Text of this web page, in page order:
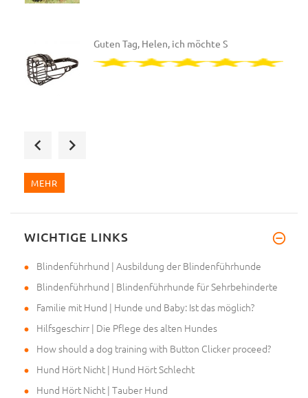
Guten Tag, Helen, ich möchte S
Sehr geehrte Helen, schon gest
MEHR
WICHTIGE LINKS
Blindenführhund | Ausbildung der Blindenführhunde
Blindenführhund | Blindenführhunde für Sehrbehinderte
Familie mit Hund | Hunde und Baby: Ist das möglich?
Hilfsgeschirr | Die Pflege des alten Hundes
How should a dog training with Button Clicker proceed?
Hund Hört Nicht | Hund Hört Schlecht
Hund Hört Nicht | Tauber Hund